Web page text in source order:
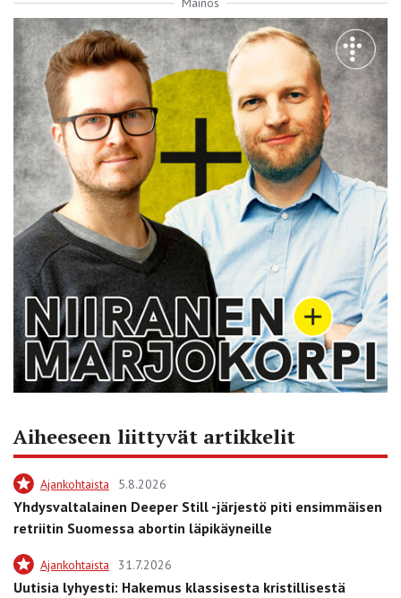
Aiheeseen liittyvät artikkelit
Ajankohtaista 5.8.2026
Yhdysvaltalainen Deeper Still -järjestö piti ensimmäisen
retriitin Suomessa abortin läpikäyneille
Ajankohtaista 31.7.2026
Uutisia lyhyesti: Hakemus klassisesta kristillisestä